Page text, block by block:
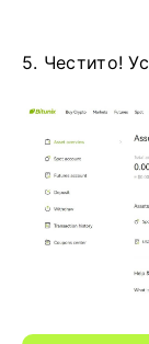
5. Честито!